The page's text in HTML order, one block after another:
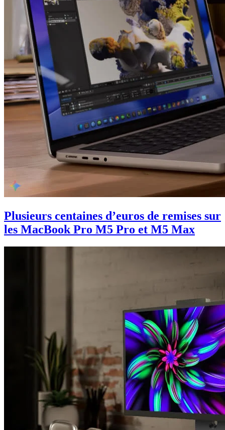
Plusieurs centaines d’euros de remises sur
les MacBook Pro M5 Pro et M5 Max